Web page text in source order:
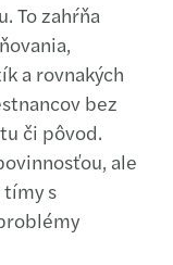
To zahŕňa
a rovnakých
bez
či pôvod.
ale
tímy s